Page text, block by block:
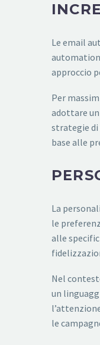
Le email
approccio
Per
adottare
strategie di
base alle
La
le
alle
Nel
un
le